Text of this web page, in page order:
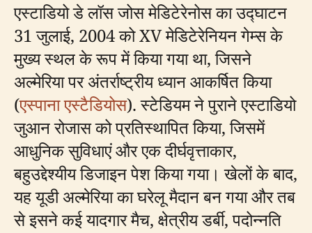
एस्टाडियो डे लॉस जोस मेडिटेरेनोस का उद्घाटन
31 जुलाई, 2004 को XV मेडिटेरेनियन गेम्स के
मुख्य स्थल के रूप में किया गया था, जिसने
अल्मेरिया पर अंतर्राष्ट्रीय ध्यान आकर्षित किया
(एस्पाना एस्टैडियोस). स्टेडियम ने पुराने एस्टाडियो
जुआन रोजास को प्रतिस्थापित किया, जिसमें
आधुनिक सुविधाएं और एक दीर्घवृत्ताकार,
बहुउद्देश्यीय डिजाइन पेश किया गया। खेलों के बाद,
यह यूडी अल्मेरिया का घरेलू मैदान बन गया और तब
से इसने कई यादगार मैच, क्षेत्रीय डर्बी, पदोन्नति